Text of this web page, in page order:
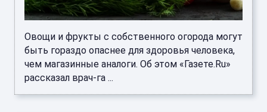
Овощи и фрукты с собственного огорода могут
быть гораздо опаснее для здоровья человека,
чем магазинные аналоги. Об этом «Газете.Ru»
рассказал врач-га ...